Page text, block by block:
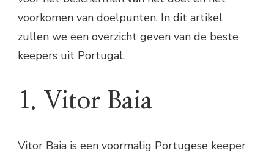
voorkomen van doelpunten. In dit artikel
zullen we een overzicht geven van de beste
keepers uit Portugal.
1. Vitor Baia
Vitor Baia is een voormalig Portugese keeper